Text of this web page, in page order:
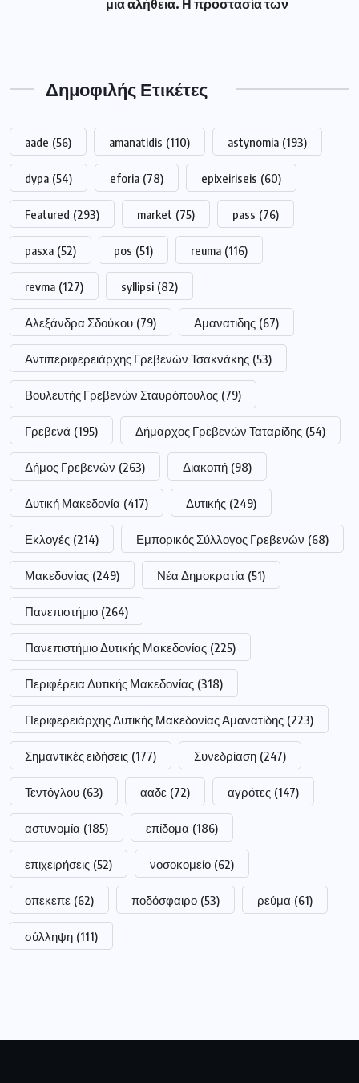
μια αλήθεια. Η προστασία των
Δημοφιλής Ετικέτες
aade (56) amanatidis (110) astynomia (193)
dypa (54) eforia (78) epixeiriseis (60)
Featured (293) market (75) pass (76)
pasxa (52) pos (51) reuma (116)
revma (127) syllipsi (82)
Αλεξάνδρα Σδούκου (79) Αμανατιδης (67)
Αντιπεριφερειάρχης Γρεβενών Τσακνάκης (53)
Βουλευτής Γρεβενών Σταυρόπουλος (79)
Γρεβενά (195) Δήμαρχος Γρεβενών Ταταρίδης (54)
Δήμος Γρεβενών (263) Διακοπή (98)
Δυτική Μακεδονία (417) Δυτικής (249)
Εκλογές (214) Εμπορικός Σύλλογος Γρεβενών (68)
Μακεδονίας (249) Νέα Δημοκρατία (51)
Πανεπιστήμιο (264)
Πανεπιστήμιο Δυτικής Μακεδονίας (225)
Περιφέρεια Δυτικής Μακεδονίας (318)
Περιφερειάρχης Δυτικής Μακεδονίας Αμανατίδης (223)
Σημαντικές ειδήσεις (177) Συνεδρίαση (247)
Τεντόγλου (63) ααδε (72) αγρότες (147)
αστυνομία (185) επίδομα (186)
επιχειρήσεις (52) νοσοκομείο (62)
οπεκεπε (62) ποδόσφαιρο (53) ρεύμα (61)
σύλληψη (111)